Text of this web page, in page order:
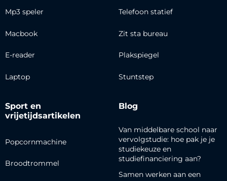
Mp3 speler
Macbook
E-reader
Laptop
Telefoon statief
Zit sta bureau
Plakspiegel
Stuntstep
Sport en
vrijetijdsartikelen
Popcornmachine
Broodtrommel
Blog
Van middelbare school naar
vervolgstudie: hoe pak je je
studiekeuze en
studiefinanciering aan?
Samen werken aan een